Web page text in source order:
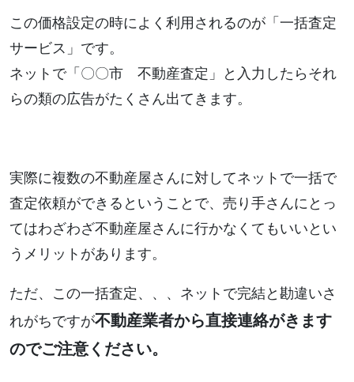
この価格設定の時によく利用されるのが「一括査定
サービス」です。
ネットで「〇〇市 不動産査定」と入力したらそれ
らの類の広告がたくさん出てきます。
実際に複数の不動産屋さんに対してネットで一括で
査定依頼ができるということで、売り手さんにとっ
てはわざわざ不動産屋さんに行かなくてもいいとい
うメリットがあります。
ただ、この一括査定、、、ネットで完結と勘違いさ
れがちですが不動産業者から直接連絡がきます
のでご注意ください。